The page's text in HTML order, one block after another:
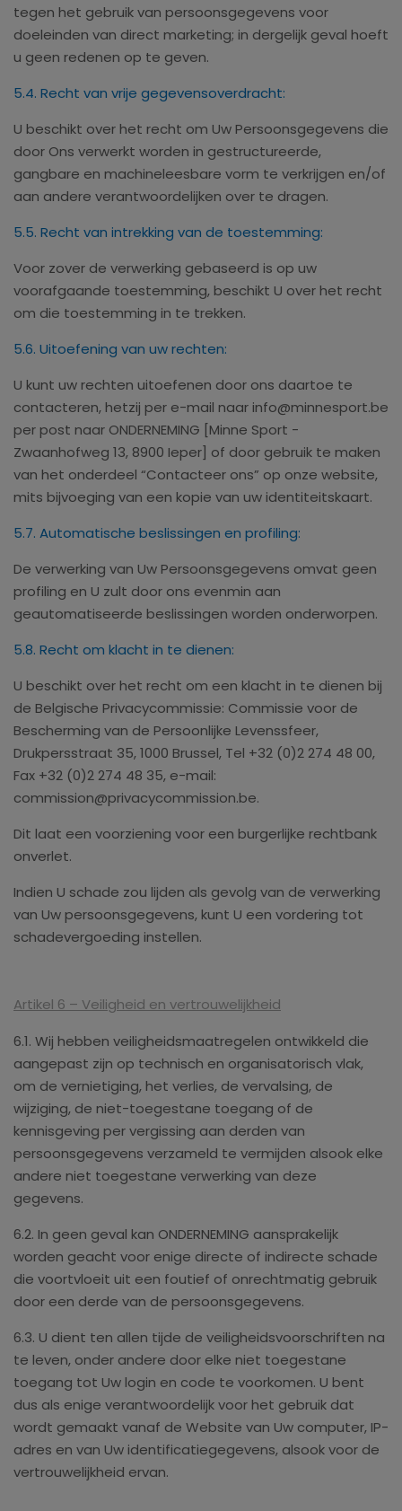
tegen het gebruik van persoonsgegevens voor
doeleinden van direct marketing; in dergelijk geval hoeft
u geen redenen op te geven.
5.4. Recht van vrije gegevensoverdracht:
U beschikt over het recht om Uw Persoonsgegevens die
door Ons verwerkt worden in gestructureerde,
gangbare en machineleesbare vorm te verkrijgen en/of
aan andere verantwoordelijken over te dragen.
5.5. Recht van intrekking van de toestemming:
Voor zover de verwerking gebaseerd is op uw
voorafgaande toestemming, beschikt U over het recht
om die toestemming in te trekken.
5.6. Uitoefening van uw rechten:
U kunt uw rechten uitoefenen door ons daartoe te
contacteren, hetzij per e-mail naar info@minnesport.be
per post naar ONDERNEMING [Minne Sport -
Zwaanhofweg 13, 8900 Ieper] of door gebruik te maken
van het onderdeel “Contacteer ons” op onze website,
mits bijvoeging van een kopie van uw identiteitskaart.
5.7. Automatische beslissingen en profiling:
De verwerking van Uw Persoonsgegevens omvat geen
profiling en U zult door ons evenmin aan
geautomatiseerde beslissingen worden onderworpen.
5.8. Recht om klacht in te dienen:
U beschikt over het recht om een klacht in te dienen bij
de Belgische Privacycommissie: Commissie voor de
Bescherming van de Persoonlijke Levenssfeer,
Drukpersstraat 35, 1000 Brussel, Tel +32 (0)2 274 48 00,
Fax +32 (0)2 274 48 35, e-mail:
commission@privacycommission.be.
Dit laat een voorziening voor een burgerlijke rechtbank
onverlet.
Indien U schade zou lijden als gevolg van de verwerking
van Uw persoonsgegevens, kunt U een vordering tot
schadevergoeding instellen.
Artikel 6 – Veiligheid en vertrouwelijkheid
6.1. Wij hebben veiligheidsmaatregelen ontwikkeld die
aangepast zijn op technisch en organisatorisch vlak,
om de vernietiging, het verlies, de vervalsing, de
wijziging, de niet-toegestane toegang of de
kennisgeving per vergissing aan derden van
persoonsgegevens verzameld te vermijden alsook elke
andere niet toegestane verwerking van deze
gegevens.
6.2. In geen geval kan ONDERNEMING aansprakelijk
worden geacht voor enige directe of indirecte schade
die voortvloeit uit een foutief of onrechtmatig gebruik
door een derde van de persoonsgegevens.
6.3. U dient ten allen tijde de veiligheidsvoorschriften na
te leven, onder andere door elke niet toegestane
toegang tot Uw login en code te voorkomen. U bent
dus als enige verantwoordelijk voor het gebruik dat
wordt gemaakt vanaf de Website van Uw computer, IP-
adres en van Uw identificatiegegevens, alsook voor de
vertrouwelijkheid ervan.